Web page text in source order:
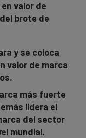
valor de
brote de
y se coloca
valor de marca
más fuerte
lidera el
del sector
mundial.